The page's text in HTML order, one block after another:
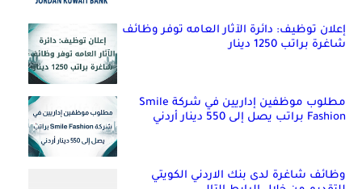
إعلان توظيف: دائرة الآثار العامه توفر وظائف
شاغرة براتب 1250 دينار
مطلوب موظفين إداريين في شركة Smile
Fashion براتب يصل إلى 550 دينار أردني
وظائف شاغرة لدى بنك الاردني الكويتي